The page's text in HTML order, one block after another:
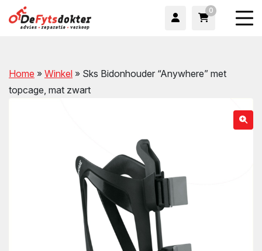
0
Home » Winkel » Sks Bidonhouder “Anywhere” met
topcage, mat zwart